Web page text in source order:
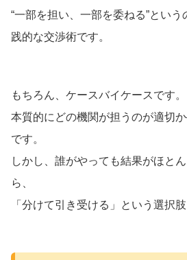
“一部を担い、一部を委ねる”とい
践的な交渉術です。
もちろん、ケースバイケースです。
本質的にどの機関が担うのが適切
です。
しかし、誰がやっても結果がほと
ら、
「分けて引き受ける」という選択